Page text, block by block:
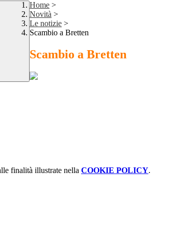
Home >
Novità >
Le notizie >
Scambio a Bretten
Scambio a Bretten
finalità illustrate nella COOKIE POLICY.